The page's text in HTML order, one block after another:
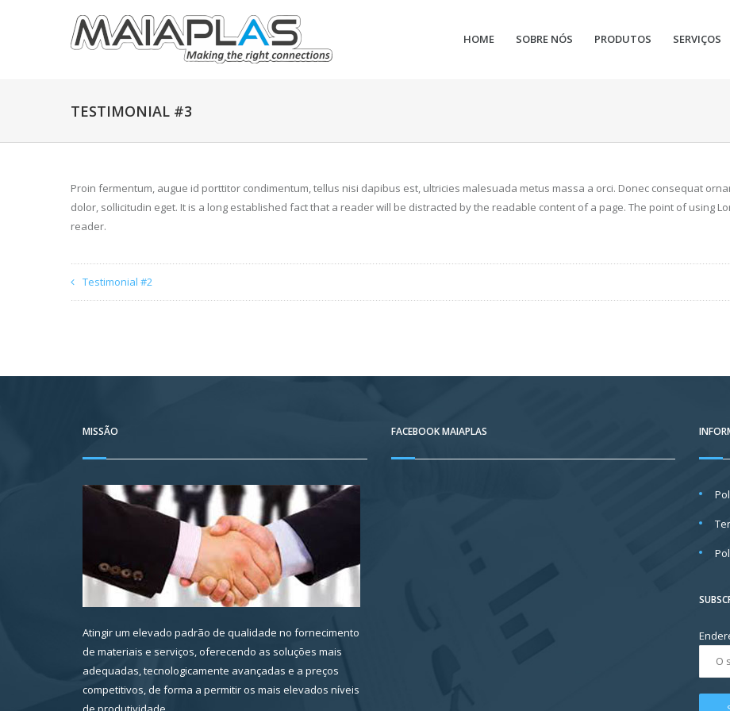
HOME SOBRE NÓS PRODUTOS SERVIÇOS
TESTIMONIAL #3
Proin fermentum, augue id porttitor condimentum, tellus nisi dapibus est, ultricies malesuada metus massa a orci. Donec consequat
dolor, sollicitudin eget. It is a long established fact that a reader will be distracted by the readable content of a page. The point of using
reader.
Testimonial #2
MISSÃO
Atingir um elevado padrão de qualidade no fornecimento
de materiais e serviços, oferecendo as soluções mais
adequadas, tecnologicamente avançadas e a preços
competitivos, de forma a permitir os mais elevados níveis
FACEBOOK MAIAPLAS